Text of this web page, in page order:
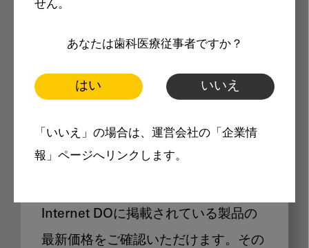
せん。
あなたは歯科医療従事者ですか？
はい いいえ
「いいえ」の場合は、運営会社の「企業情
報」ページへリンクします。
製品価格も閲覧可能
Internet DOに掲載されている製品の
最新価格をご確認いただけます。その